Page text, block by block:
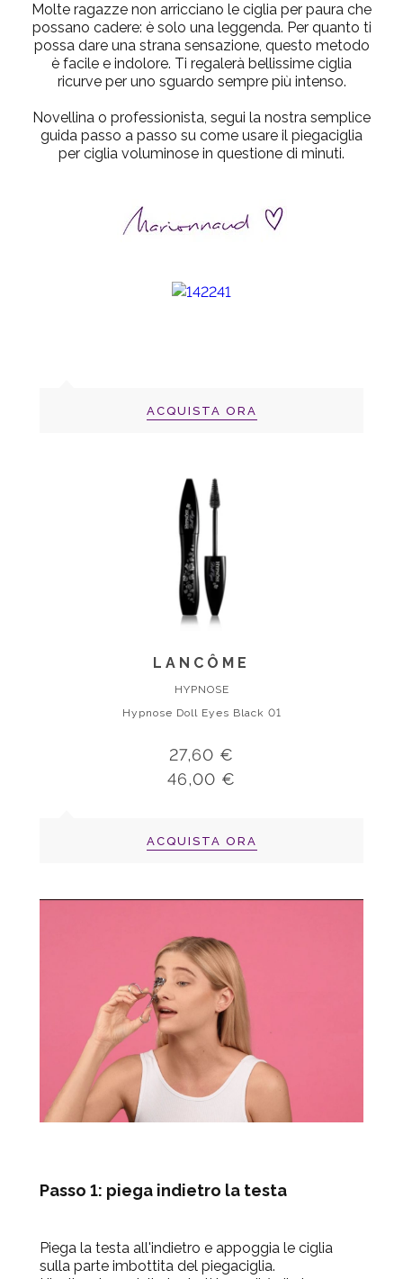
Molte ragazze non arricciano le ciglia per paura che
possano cadere: è solo una leggenda. Per quanto ti
possa dare una strana sensazione, questo metodo
è facile e indolore. Ti regalerà bellissime ciglia
ricurve per uno sguardo sempre più intenso.
Novellina o professionista, segui la nostra semplice
guida passo a passo su come usare il piegaciglia
per ciglia voluminose in questione di minuti.
ACQUISTA ORA
LANCÔME
HYPNOSE
Hypnose Doll Eyes Black 01
27,60 €
46,00 €
ACQUISTA ORA
Passo 1: piega indietro la testa
Piega la testa all'indietro e appoggia le ciglia
sulla parte imbottita del piegaciglia.